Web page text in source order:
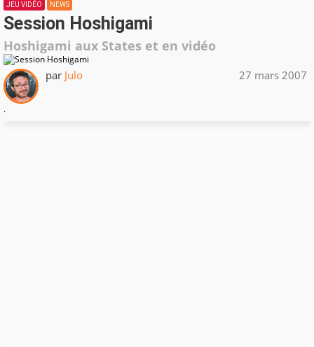
JEU VIDÉO NEWS
Session Hoshigami
Hoshigami aux States et en vidéo
par Julo 27 mars 2007
.